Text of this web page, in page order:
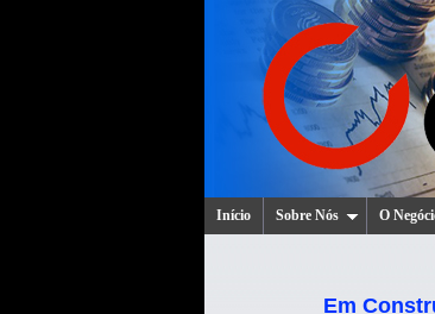
Início Sobre Nós O
Em